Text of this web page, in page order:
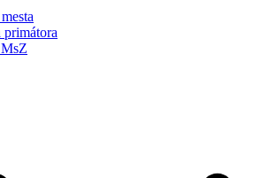
primátora